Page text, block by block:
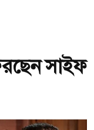
সাইফ